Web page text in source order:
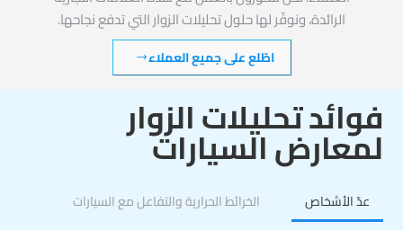
الرائدة، ونوفّر لها حلول تحليلات الزوار التي تدفع نجاحها.
اطّلع على جميع العملاء
فوائد تحليلات الزوار
لمعارض السيارات
عدّ الأشخاص الخرائط الحرارية والتفاعل مع السيارات